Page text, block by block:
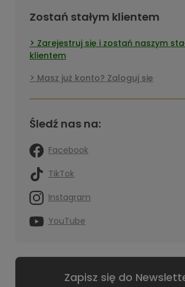
Zostań stałym klientem
Zarejestruj się i zostań naszym
klientem
Masz już konto? Zaloguj się
Śledź nas na:
Facebook
TikTok
Instagram
YouTube
Zapisz się do